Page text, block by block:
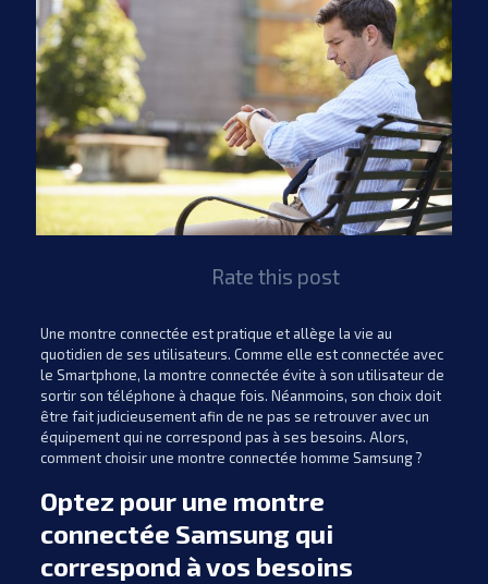
Rate this post
Une montre connectée est pratique et allège la vie au
quotidien de ses utilisateurs. Comme elle est connectée avec
le Smartphone, la montre connectée évite à son utilisateur de
sortir son téléphone à chaque fois. Néanmoins, son choix doit
être fait judicieusement afin de ne pas se retrouver avec un
équipement qui ne correspond pas à ses besoins. Alors,
comment choisir une montre connectée homme Samsung ?
Optez pour une montre
connectée Samsung qui
correspond à vos besoins